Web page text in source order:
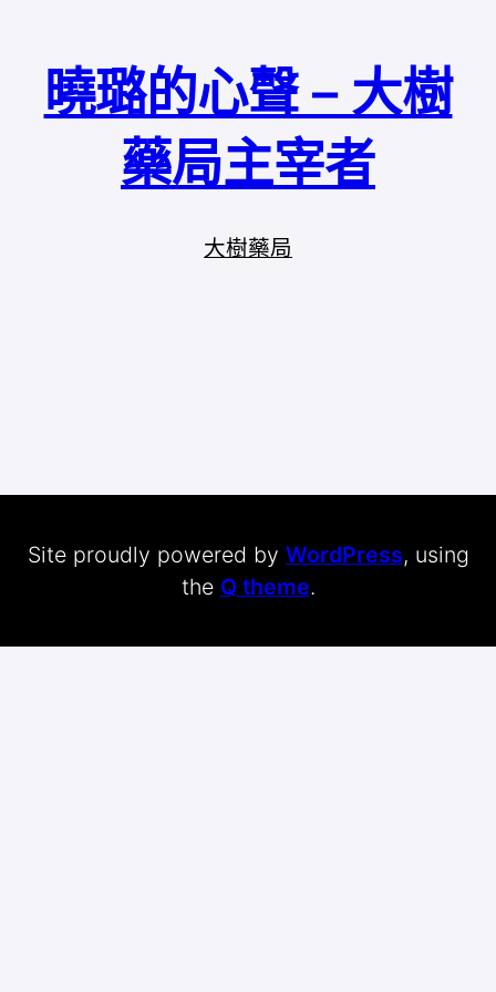
曉璐的心聲 – 大樹
藥局主宰者
大樹藥局
Site proudly powered by WordPress, using
the Q theme.